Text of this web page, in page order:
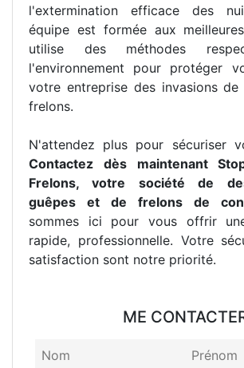
l'extermination efficace des
équipe est formée aux
utilise des méthodes
l'environnement pour protéger
votre entreprise des invasions
frelons.
N'attendez plus pour sécuriser
Contactez dès maintenant
Frelons, votre société de
guêpes et de frelons de
sommes ici pour vous offrir
rapide, professionnelle. Votre
satisfaction sont notre priorité.
ME